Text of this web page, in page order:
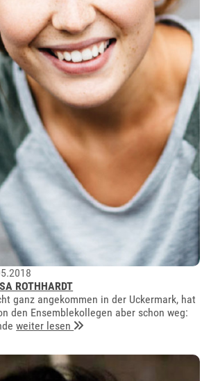
ROTHHARDT
ganz angekommen in der Uckermark, hat
den Ensemblekollegen aber schon weg:
weiter lesen